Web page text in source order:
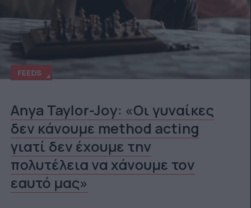
FEEDS
Anya Taylor-Joy: «Οι γυναίκες
δεν κάνουμε method acting
γιατί δεν έχουμε την
πολυτέλεια να χάνουμε τον
εαυτό μας»